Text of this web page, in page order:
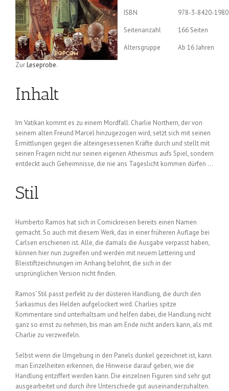
ISBN
978-3-8420-
Seitenanzahl
166 Seiten
Altersgruppe
Ab 16 Jahren
ZurLeseprobe.
Inhalt
Im Vatikan kommt es zu einem Mordfall. Charlie Northern, der von
seinem alten Freund Marcel hinzugezogen wird, setzt sich mit seinen
Ermittlungen gegen die alteingesessenen Kräfte durch und stellt mit
seinen Fragen nicht nur seinen eigenen Atheismus aufs Spiel, sondern
entdeckt auch Geheimnisse, die nie ans Tageslicht kommen dürfen …
Stil
Humberto Ramos hat sich in Comickreisen bereits einen Namen
gemacht. So auch mit diesem Werk, das in einer früheren Auflage bei
Carlsen erschienen ist. Alle, die damals die Ausgabe verpasst haben,
können hier nun zugreifen und werden mit neuem Lettering und
Bleistiftzeichnungen im Anhang belohnt, die sich in der
ursprünglichen Version nicht finden.
Ramos‘ Stil passt perfekt zu der düsteren Handlung, die durch den
Sarkasmus des Helden aufgelockert wird. Charlies spitze
Kommentare sind unterhaltsam und helfen dabei, die Handlung nicht
ganz so ernst zu nehmen, bis man am Ende nicht anders kann, als mit
Charlie zu verzweifeln.
Selbst wenn die Umgebung in den Panels dunkel gezeichnet ist, kann
man Einzelheiten erkennen, die Hinweise darauf geben, wie die
Handlung entziffert werden kann. Die einzelnen Figuren sind sehr gut
ausgearbeitet und durch ihre Unterschiede gut auseinanderzuhalten.